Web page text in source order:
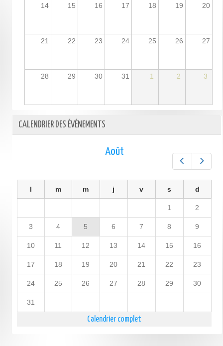
14 15 16 17 18 19 20
21 22 23 24 25 26 27
28 29 30 31 1 2 3
CALENDRIER DES ÉVÉNEMENTS
Préc.
Août
l m m j v s d
1 2
3 4 5 6 7 8 9
10 11 12 13 14 15 16
17 18 19 20 21 22 23
24 25 26 27 28 29 30
31
Calendrier complet